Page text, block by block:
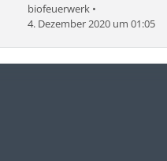
biofeuerwerk
4. Dezember 2020 um 01:05